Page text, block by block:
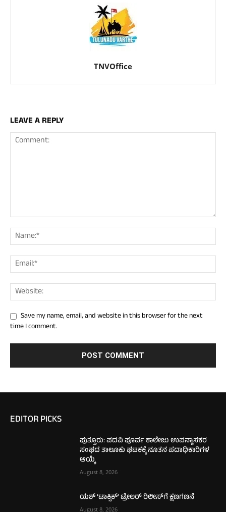
TNVOffice
LEAVE A REPLY
Save my name, email, and website in this browser for the next
time I comment.
EDITOR PICKS
ಪುತ್ತೂರು: ಪದವಿ ಪೂರ್ವ ಕಾಲೇಜು ಉಪನ್ಯಾಸಕರ
ಸಂಘದ ತಾಲೂಕು ಘಟಕಕ್ಕೆ ನೂತನ ಪದಾಧಿಕಾರಿಗಳ
ಆಯ್ಕೆ
August 8, 2026
ಯಶ್ ‘ಟಾಕ್ಸಿಕ್’ ಟ್ರೇಲರ್ ರಿಲೀಸ್‌ಗೆ ಕ್ಷಣಗಣನೆ
August 8, 2026